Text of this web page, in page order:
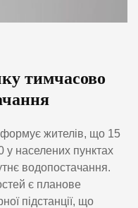
тимчасово
жителів, що 15
у населених пунктах
водопостачання.
є планове
підстанції, що